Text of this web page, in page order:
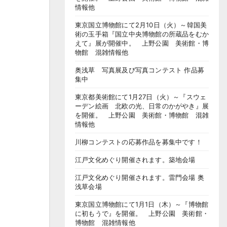
情報他
東京国立博物館にて2月10日（火）～韓国美
術の玉手箱『国立中央博物館の所蔵品をむか
えて』展が開催中。 上野公園 美術館・博
物館 混雑情報他
奥浅草 写真展及び写真コンテスト 作品募
集中
東京都美術館にて1月27日（火）～『スウェ
ーデン絵画 北欧の光、日常のかがやき』展
を開催。 上野公園 美術館・博物館 混雑
情報他
川柳コンテストの応募作品を募集中です！
江戸文化めぐり開催されます。築地会場
江戸文化めぐり開催されます。雷門会場 奥
浅草会場
東京国立博物館にて1月1日（木）～『博物館
に初もうで』を開催。 上野公園 美術館・
博物館 混雑情報他